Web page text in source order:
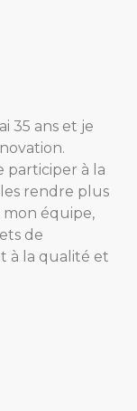
35 ans et je
participer à la
rendre plus
équipe,
de
à la qualité et